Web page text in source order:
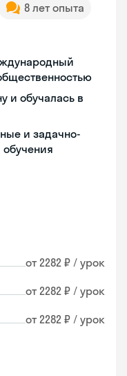
8 лет опыта
и обучалась в
и задачно-
от 2282 ₽ / урок
от 2282 ₽ / урок
от 2282 ₽ / урок